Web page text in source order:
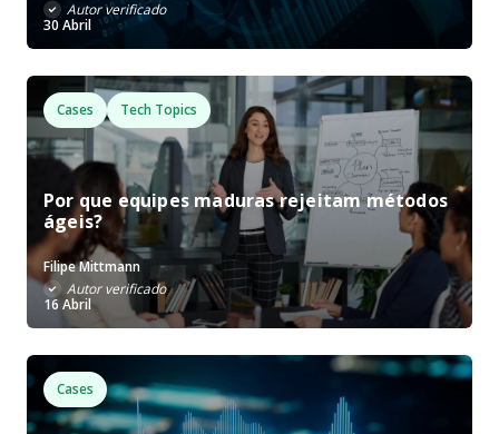
Autor verificado
30 Abril
Cases Tech Topics
Por que equipes maduras rejeitam métodos
ágeis?
Filipe Mittmann
Autor verificado
16 Abril
Cases